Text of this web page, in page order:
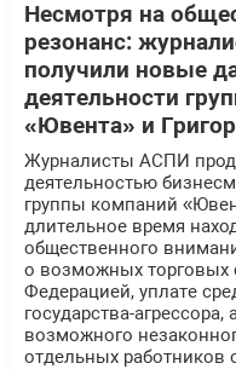
Несмотря на
резонанс:
получили новые
деятельности
«Ювента» и
Журналисты АСПИ
деятельностью
группы компаний
длительное время
общественного
о возможных торговых
Федерацией, уплате
государства-
возможного
отдельных работников